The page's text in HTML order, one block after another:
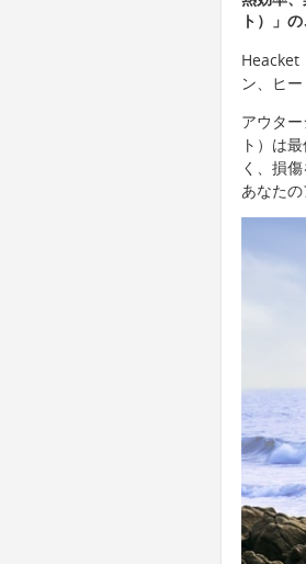
ト）」
Heacket
ン、ヒ
アウタ
ト）は
く、損
あなたの